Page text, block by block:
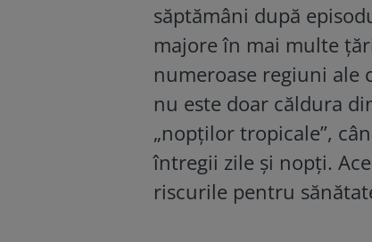
săptămâni după
majore în mai multe
numeroase regiuni ale
nu este doar căldura
„nopților tropicale”,
întregii zile și nopți.
riscurile pentru